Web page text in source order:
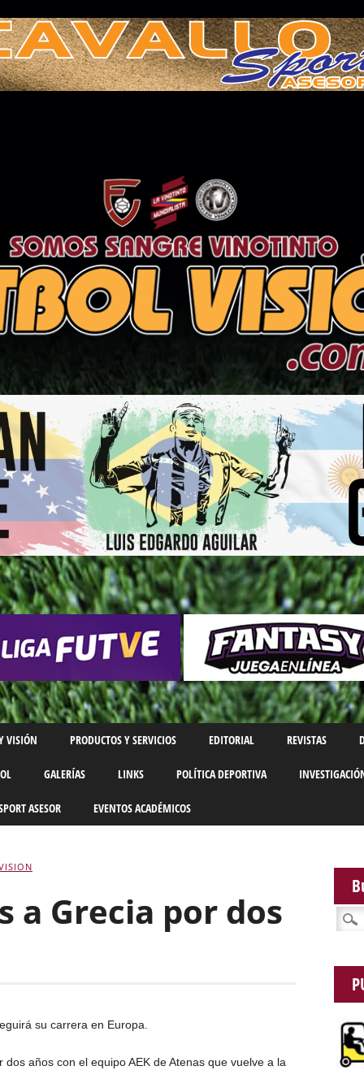
VISIÓN PRODUCTOS Y SERVICIOS EDITORIAL REVISTAS
GALERÍAS LINKS POLÍTICA DEPORTIVA
ASESOR EVENTOS ACADÉMICOS
a Grecia por dos
su carrera en Europa.
años con el equipo AEK de Atenas que vuelve a la